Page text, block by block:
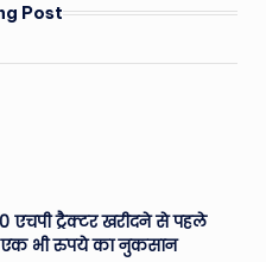
Post
एचपी ट्रैक्टर खरीदने से पहले
एक भी रुपये का नुकसान